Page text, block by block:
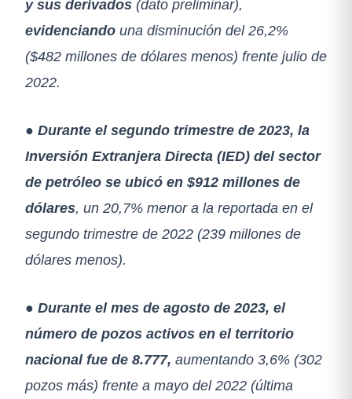
y sus derivados (dato preliminar),
evidenciando una disminución del 26,2%
($482 millones de dólares menos) frente julio de
2022.
● Durante el segundo trimestre de 2023, la
Inversión Extranjera Directa (IED) del sector
de petróleo se ubicó en $912 millones de
dólares, un 20,7% menor a la reportada en el
segundo trimestre de 2022 (239 millones de
dólares menos).
● Durante el mes de agosto de 2023, el
número de pozos activos en el territorio
nacional fue de 8.777, aumentando 3,6% (302
pozos más) frente a mayo del 2022 (última